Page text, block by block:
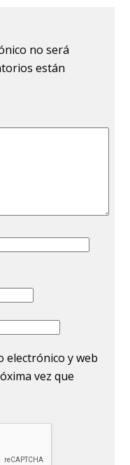
no será
están
electrónico y web
vez que